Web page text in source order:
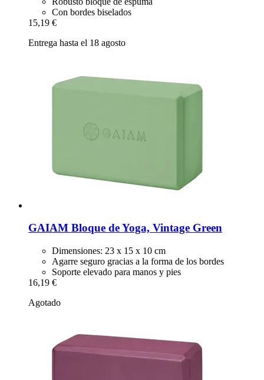
Con bordes biselados
15,19 €
Entrega hasta el 18 agosto
GAIAM Bloque de Yoga, Vintage Green
Dimensiones: 23 x 15 x 10 cm
Agarre seguro gracias a la forma de los bordes
Soporte elevado para manos y pies
16,19 €
Agotado